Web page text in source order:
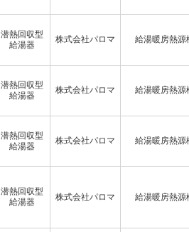
潜熱回収型
給湯器
株式会社パロマ 給湯暖房熱源
潜熱回収型
給湯器
株式会社パロマ 給湯暖房熱源
潜熱回収型
給湯器
株式会社パロマ 給湯暖房熱源
潜熱回収型
給湯器
株式会社パロマ 給湯暖房熱源